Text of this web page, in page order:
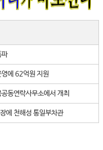
파
영에 62억원 지원
동연락사무소에서 개최
에 천해성 통일부차관